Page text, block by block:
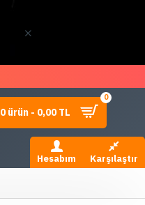
0 ürün - 0,00 TL
0
Hesabım Karşılaştır